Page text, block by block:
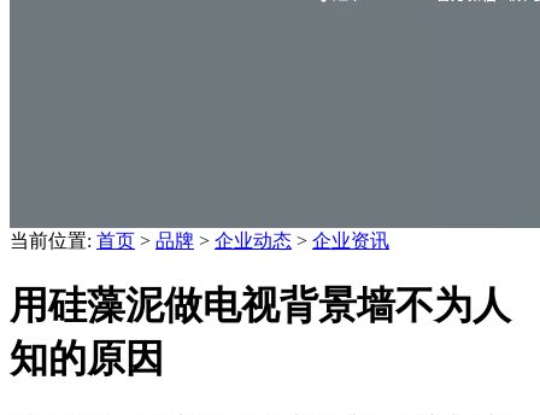
当前位置: 首页 > 品牌 > 企业动态 > 企业资讯
用硅藻泥做电视背景墙不为人
知的原因